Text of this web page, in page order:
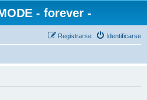
- forever -
Identificarse
Registrarse